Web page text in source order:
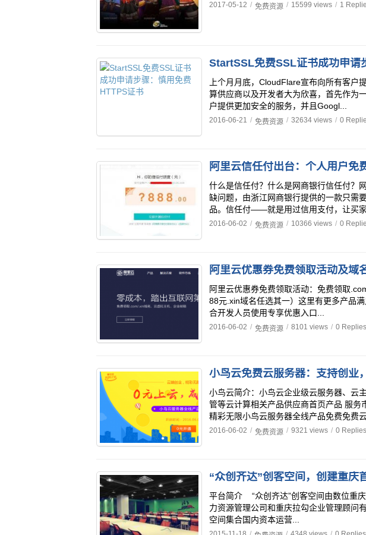
2017-05-12 / 免费资源 / 15599 views / 1
StartSSL免费SSL证书成功申请
上个月月底，CloudFlare宣布向所有客户
算供应商以及开发者大为欣喜，首先作为
户提供更加安全的服务，并且Googl...
2016-06-21 / 免费资源 / 32634 views / 0
阿里云信任付出台：个人用户免
什么是信任付？什么是网商银行信任付？
缺问题，由浙江网商银行提供的一款只需
品。信任付——就是用过信用支付，让买家
2016-06-02 / 免费资源 / 10366 views / 0
阿里云优惠券免费领取活动及域
阿里云优惠券免费领取活动：免费领取
88元.xin域名任选其一）这里有更多产品
合开发人员使用专享优惠入口...
2016-06-02 / 免费资源 / 8101 views / 0 Replies
小鸟云免费云服务器：支持创业
小鸟云简介：小鸟云企业级云服务器、云
管等云计算相关产品供应商首页产品 服务
精彩无限小鸟云服务器全线产品免费免费云
2016-06-02 / 免费资源 / 9321 views / 0 Replies
“众创齐达”创客空间，创建重庆
平台简介 “众创齐达”创客空间由数位重
力资源管理公司和重庆拉勾企业管理顾问
空间集合国内资本运营...